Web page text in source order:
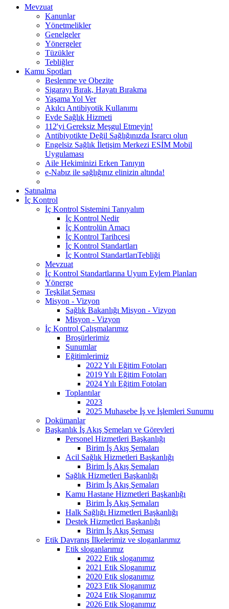
Mevzuat
Kanunlar
Yönetmelikler
Genelgeler
Yönergeler
Tüzükler
Tebliğler
Kamu Spotları
Beslenme ve Obezite
Sigarayı Bırak, Hayatı Bırakma
Yaşama Yol Ver
Akılcı Antibiyotik Kullanımı
Evde Sağlık Hizmeti
112'yi Gereksiz Meşgul Etmeyin!
Antibiyotikte Değil Sağlığınızda Israrcı olun
Engelsiz Sağlık İletişim Merkezi ESİM Mobil
Uygulaması
Aile Hekiminizi Erken Tanıyın
e-Nabız ile sağlığınız elinizin altında!
Satınalma
İç Kontrol
İç Kontrol Sistemini Tanıyalım
İç Kontrol Nedir
İç Kontrolün Amacı
İç Kontrol Tarihçesi
İç Kontrol Standartları
İç Kontrol StandartlarıTebliği
Mevzuat
İç Kontrol Standartlarına Uyum Eylem Planları
Yönerge
Teşkilat Şeması
Misyon - Vizyon
Sağlık Bakanlığı Misyon - Vizyon
Misyon - Vizyon
İç Kontrol Çalışmalarımız
Broşürlerimiz
Sunumlar
Eğitimlerimiz
2022 Yılı Eğitim Fotoları
2019 Yılı Eğitim Fotoları
2024 Yılı Eğitim Fotoları
Toplantılar
2023
2025 Muhasebe İş ve İşlemleri Sunumu
Dokümanlar
Başkanlık İş Akış Şemeları ve Görevleri
Personel Hizmetleri Başkanlığı
Birim İş Akış Şemaları
Acil Sağlık Hizmetleri Başkanlığı
Birim İş Akış Şemaları
Sağlık Hizmetleri Başkanlığı
Birim İş Akış Şemaları
Kamu Hastane Hizmetleri Başkanlığı
Birim İş Akış Şemaları
Halk Sağlığı Hizmetleri Başkanlığı
Destek Hizmetleri Başkanlığı
Birim İş Akış Şeması
Etik Davranış İlkelerimiz ve sloganlarımız
Etik sloganlarımız
2022 Etik sloganımız
2021 Etik Sloganımız
2020 Etik sloganımız
2023 Etik Sloganımız
2024 Etik Sloganımız
2026 Etik Sloganımız